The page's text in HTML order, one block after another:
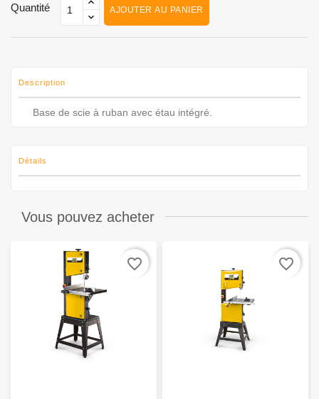
Quantité AJOUTER AU PANIER
Description
Base de scie à ruban avec étau intégré.
Détails
Vous pouvez acheter
favorite_border favorite_border